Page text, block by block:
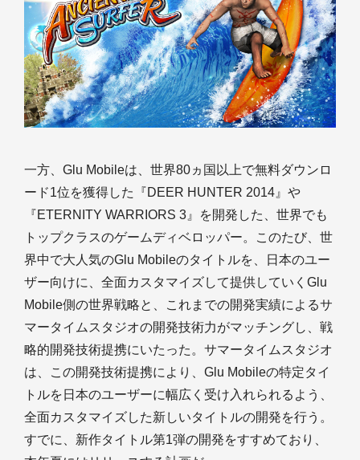
一方、Glu Mobileは、世界80ヵ国以上で無料ダウンロ
ード1位を獲得した『DEER HUNTER 2014』や
『ETERNITY WARRIORS 3』を開発した、世界でも
トップクラスのゲームディベロッパー。このたび、世
界中で大人気のGlu Mobileのタイトルを、日本のユー
ザー向けに、全面カスタマイズして提供していくGlu
Mobile側の世界戦略と、これまでの開発実績によるサ
マータイムスタジオの開発技術力がマッチングし、戦
略的開発技術提携にいたった。サマータイムスタジオ
は、この開発技術提携により、Glu Mobileの特定タイ
トルを日本のユーザーに幅広く受け入れられるよう、
全面カスタマイズした新しいタイトルの開発を行う。
すでに、新作タイトル第1弾の開発をすすめており、